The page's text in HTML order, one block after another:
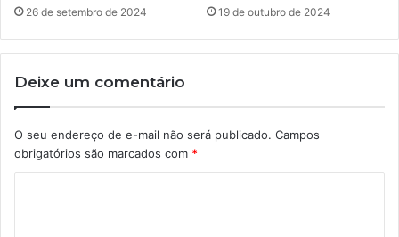
26 de setembro de 2024 19 de outubro de 2024
Deixe um comentário
O seu endereço de e-mail não será publicado. Campos
obrigatórios são marcados com *